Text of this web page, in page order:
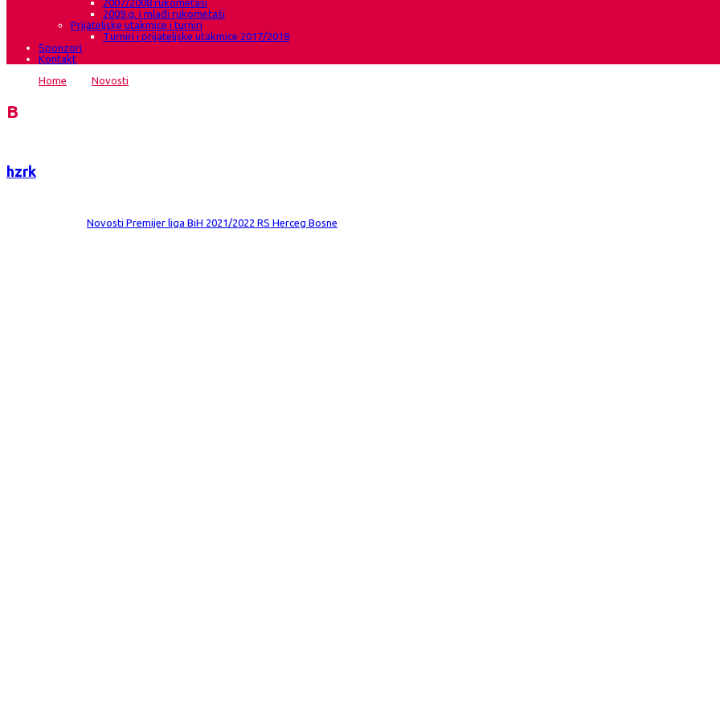
2007/2008 rukometaši
2009.g. i mlađi rukometaši
Prijateljske utakmice i turniri
Turniri i prijateljske utakmice 2017/2018
Sponzori
Kontakt
Home
Novosti
hzrk
Novosti Premijer liga BiH 2021/2022 RS Herceg Bosne